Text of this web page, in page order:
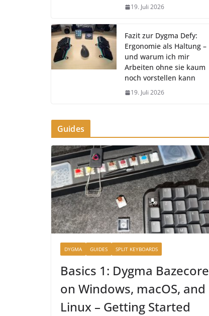
19. Juli 2026
Fazit zur Dygma Defy:
Ergonomie als Haltung –
und warum ich mir
Arbeiten ohne sie kaum
noch vorstellen kann
19. Juli 2026
Guides
DYGMA GUIDES SPLIT KEYBOARDS
Basics 1: Dygma Bazecore
on Windows, macOS, and
Linux – Getting Started